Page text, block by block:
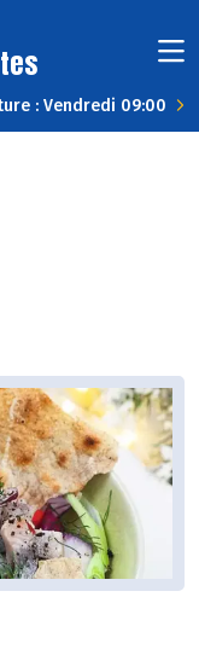
: Vendredi 09:00